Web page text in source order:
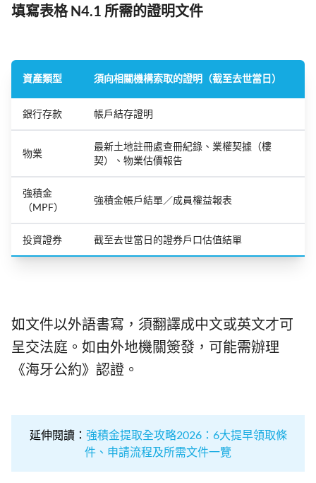
填寫表格 N4.1 所需的證明文件
資產類型 須向相關機構索取的證明（截至去世當日）
銀行存款 帳戶結存證明
物業
最新土地註冊處查冊紀錄、業權契據（樓
契）、物業估價報告
強積金
（MPF）
強積金帳戶結單／成員權益報表
投資證券 截至去世當日的證券戶口估值結單
如文件以外語書寫，須翻譯成中文或英文才可
呈交法庭。如由外地機關簽發，可能需辦理
《海牙公約》認證。
延伸閱讀： 強積金提取全攻略2026：6大提早領取條
件、申請流程及所需文件一覽